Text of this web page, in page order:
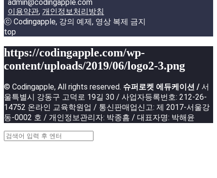
admin@codingapple.com
이용약관, 개인정보처리방침
ⓒ Codingapple, 강의 예제, 영상 복제 금지
top
https://codingapple.com/wp-
content/uploads/2019/06/logo2-3.png
© Codingapple, All rights reserved. 슈퍼로켓 에듀케이션 / 서
울특별시 강동구 고덕로 19길 30 / 사업자등록번호: 212-26-
14752 온라인 교육학원업 / 통신판매업신고: 제 2017-서울강
동-0002 호 / 개인정보관리자: 박종흠 / 대표자명: 박해윤